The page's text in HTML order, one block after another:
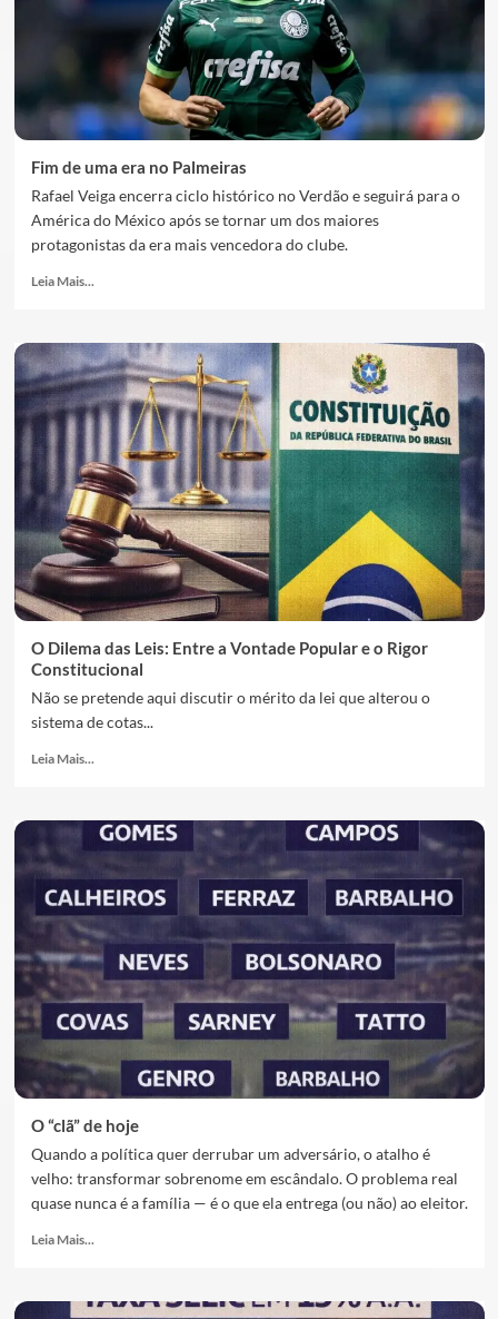
Fim de uma era no Palmeiras
Rafael Veiga encerra ciclo histórico no Verdão e seguirá para o
América do México após se tornar um dos maiores
protagonistas da era mais vencedora do clube.
Leia Mais...
O Dilema das Leis: Entre a Vontade Popular e o Rigor
Constitucional
Não se pretende aqui discutir o mérito da lei que alterou o
sistema de cotas...
Leia Mais...
O “clã” de hoje
Quando a política quer derrubar um adversário, o atalho é
velho: transformar sobrenome em escândalo. O problema real
quase nunca é a família — é o que ela entrega (ou não) ao eleitor.
Leia Mais...